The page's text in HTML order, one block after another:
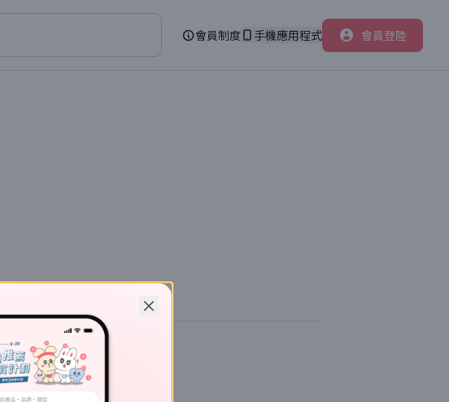
會員制度 手機應用程式 會員登陸